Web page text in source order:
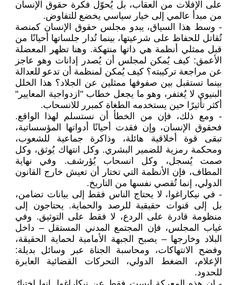
على الإفلات من العقاب، بل يُحوّل فكرة حقوق الإنسان
من مبدأ عالمي إلى خيار سياسي يخضع للتفاوض.
- وسط هذا السياق، يبدو مجلس حقوق الإنسان كمنصة
تُقاتل للحفاظ على شرعيتها، بينما تُدار جلساتها أحيانًا من
قبل ممثلي أنظمة هي ذاتها منتهكة. وهنا تظهر المعضلة
الأعمق: كيف يُمكن لمجلس أن يُصدر إدانات وهو عاجز
عن مراجعة تركيبته؟ كيف يُمكن لمنظمة أن تدعو للعدالة
بينما تستقبل بين صفوفها ممثلين عن الجلاد؟ هذا الخلل
البنيوي لا يُغتفر، وهو ما يجعل خطاب "ازدواجية المعايير"
أكثر تأثيرًا حين يستخدمه الطغاة كمبرر للانسحاب.
- ومع ذلك، فإن من الخطأ أن نستسلم لهذا الواقع.
فحقوق الإنسان، وإن فقدت أحيانًا أدواتها المؤسساتية،
تبقى قوة أخلاقية هائلة، وذاكرة جماعية للشعوب،
ومحكمة رمزية للضمير البشري. وكل انتهاك يُوثق، وكل
صمت يُسجل، وكل انسحاب يُؤرشف. وفي نهاية
المطاف، فإن الأنظمة التي تختار أن تعيش خارج القانون
الدولي، إنما تُقصي نفسها من التاريخ.
- في نيكاراغوا، لا يحتاج الناس فقط إلى بيانات تضامن،
بل إلى قنوات حقيقية للرصد والحماية. يحتاجون إلى
منظومة قادرة على الردع، لا فقط على التوثيق. وفي
غياب المجلس، فإن المجتمع المدني المستقل – داخل
البلاد وخارجها – يصبح الجبهة الأمامية لحماية الحقيقة،
وفضح الانتهاكات، ومحاسبة الجناة عبر وسائل بديلة:
الإعلام، الضغط الدولي، التحركات القضائية العابرة
للحدود.